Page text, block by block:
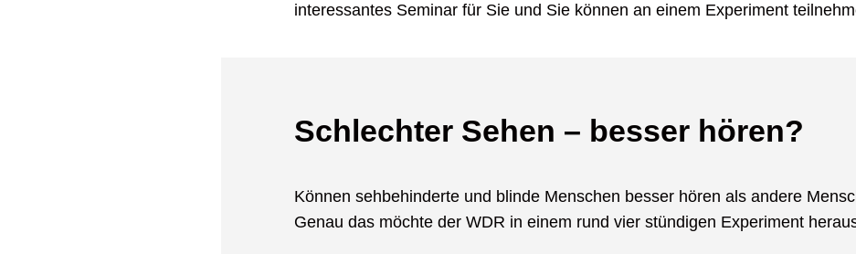
interessantes Seminar für Sie und Sie können an einem Experiment
Schlechter Sehen – besser hören?
Können sehbehinderte und blinde Menschen besser hören als andere
Genau das möchte der WDR in einem rund vier stündigen Experiment